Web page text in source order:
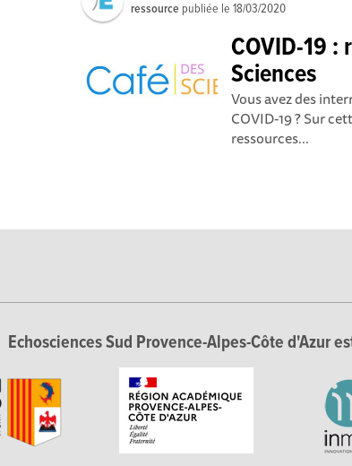
ressource publiée le18/03/2020
COVID-19 :
Sciences
Vous avez des
COVID-19 ? Sur
ressources...
Echosciences Sud Provence-Alpes-Côte d'Azur